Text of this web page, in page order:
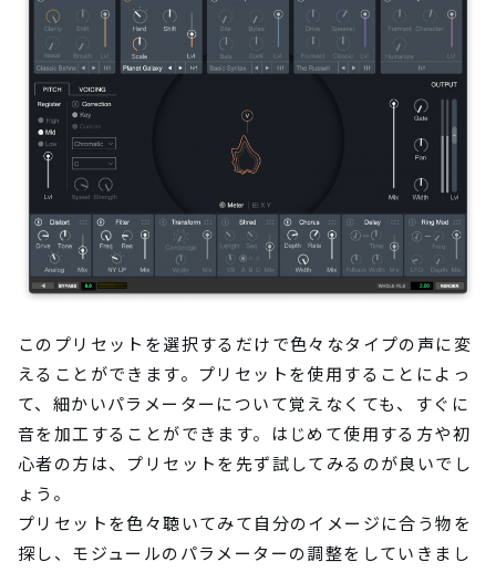
このプリセットを選択するだけで色々なタイプの声に変
えることができます。プリセットを使用することによっ
て、細かいパラメーターについて覚えなくても、すぐに
音を加工することができます。はじめて使用する方や初
心者の方は、プリセットを先ず試してみるのが良いでし
ょう。
プリセットを色々聴いてみて自分のイメージに合う物を
探し、モジュールのパラメーターの調整をしていきまし